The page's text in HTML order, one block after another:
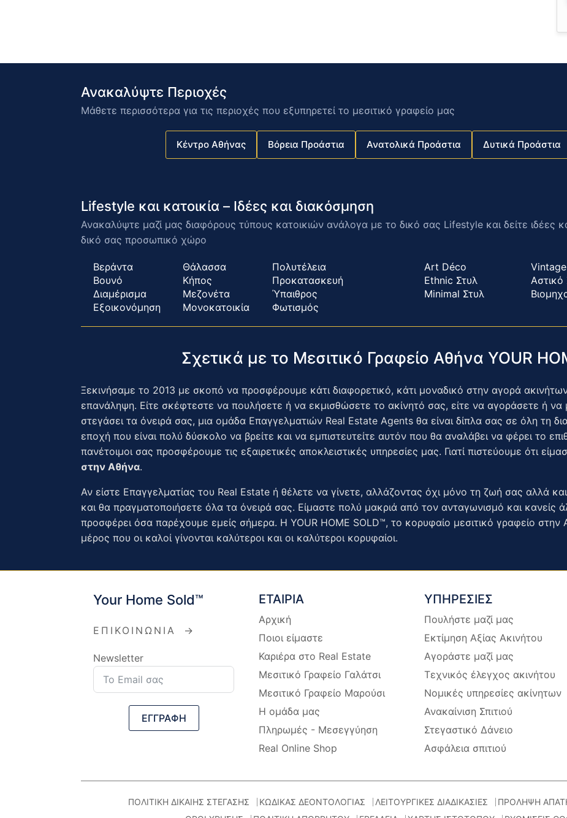
Ανακαλύψτε Περιοχές
Μάθετε περισσότερα για τις περιοχές που εξυπηρετεί το μεσιτικό γραφείο μας
Κέντρο Αθήνας Βόρεια Προάστια Ανατολικά Προάστια Δυτικά Προάστια
Lifestyle και κατοικία – Ιδέες και διακόσμηση
Ανακαλύψτε μαζί μας διαφόρους τύπους κατοικιών ανάλογα με το δικό σας Lifestyle και δείτε ιδέες
δικό σας προσωπικό χώρο
Βεράντα
Βουνό
Διαμέρισμα
Εξοικονόμηση
Θάλασσα
Κήπος
Μεζονέτα
Μονοκατοικία
Πολυτέλεια
Προκατασκευή
Ύπαιθρος
Φωτισμός
Art Déco
Ethnic Στυλ
Minimal Στυλ
Αστικό
Σχετικά με το Μεσιτικό Γραφείο Αθήνα YOUR
Ξεκινήσαμε το 2013 με σκοπό να προσφέρουμε κάτι διαφορετικό, κάτι μοναδικό στην αγορά
επανάληψη. Είτε σκέφτεστε να πουλήσετε ή να εκμισθώσετε το ακίνητό σας, είτε να αγοράσετε ή
στεγάσει τα όνειρά σας, μια ομάδα Επαγγελματιών Real Estate Agents θα είναι δίπλα σας σε όλη τη
εποχή που είναι πολύ δύσκολο να βρείτε και να εμπιστευτείτε αυτόν που θα αναλάβει να φέρει το
πανέτοιμοι σας προσφέρουμε τις εξαιρετικές αποκλειστικές υπηρεσίες μας. Γιατί πιστεύουμε ότι
στην Αθήνα.
Αν είστε Επαγγελματίας του Real Estate ή θέλετε να γίνετε, αλλάζοντας όχι μόνο τη ζωή σας αλλά
και θα πραγματοποιήσετε όλα τα όνειρά σας. Είμαστε πολύ μακριά από τον ανταγωνισμό και κανείς
προσφέρει όσα παρέχουμε εμείς σήμερα. Η YOUR HOME SOLD™, το κορυφαίο μεσιτικό γραφείο στην
μέρος που οι καλοί γίνονται καλύτεροι και οι καλύτεροι κορυφαίοι.
Your Home Sold™
ΕΠΙΚΟΙΝΩΝΙΑ →
Newsletter
ΕΓΓΡΑΦΗ
ΕΤΑΙΡΙΑ
Αρχική
Ποιοι είμαστε
Καριέρα στο Real Estate
Μεσιτικό Γραφείο Γαλάτσι
Μεσιτικό Γραφείο Μαρούσι
Η ομάδα μας
Πληρωμές - Μεσεγγύηση
Real Online Shop
ΥΠΗΡΕΣΙΕΣ
Πουλήστε μαζί μας
Εκτίμηση Αξίας Ακινήτου
Αγοράστε μαζί μας
Τεχνικός έλεγχος ακινήτου
Νομικές υπηρεσίες ακίνητων
Ανακαίνιση Σπιτιού
Στεγαστικό Δάνειο
Ασφάλεια σπιτιού
ΠΟΛΙΤΙΚΗ ΔΙΚΑΙΗΣ ΣΤΕΓΑΣΗΣ ΚΩΔΙΚΑΣ ΔΕΟΝΤΟΛΟΓΙΑΣ ΛΕΙΤΟΥΡΓΙΚΕΣ ΔΙΑΔΙΚΑΣΙΕΣ ΠΡΟΛΗΨΗ